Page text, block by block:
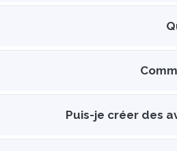
Puis-je créer des